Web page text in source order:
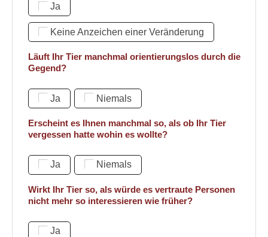
Ja
Keine Anzeichen einer Veränderung
Läuft Ihr Tier manchmal orientierungslos durch die
Gegend?
Ja Niemals
Erscheint es Ihnen manchmal so, als ob Ihr Tier
vergessen hatte wohin es wollte?
Ja Niemals
Wirkt Ihr Tier so, als würde es vertraute Personen
nicht mehr so interessieren wie früher?
Ja